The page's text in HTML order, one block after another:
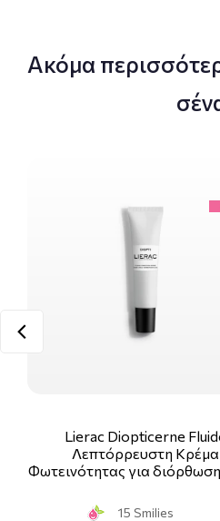
Ακόμα
Lierac Diopticerne
Λεπτόρρευστη Κρέμα
Φωτεινότητας για
15 Smilies